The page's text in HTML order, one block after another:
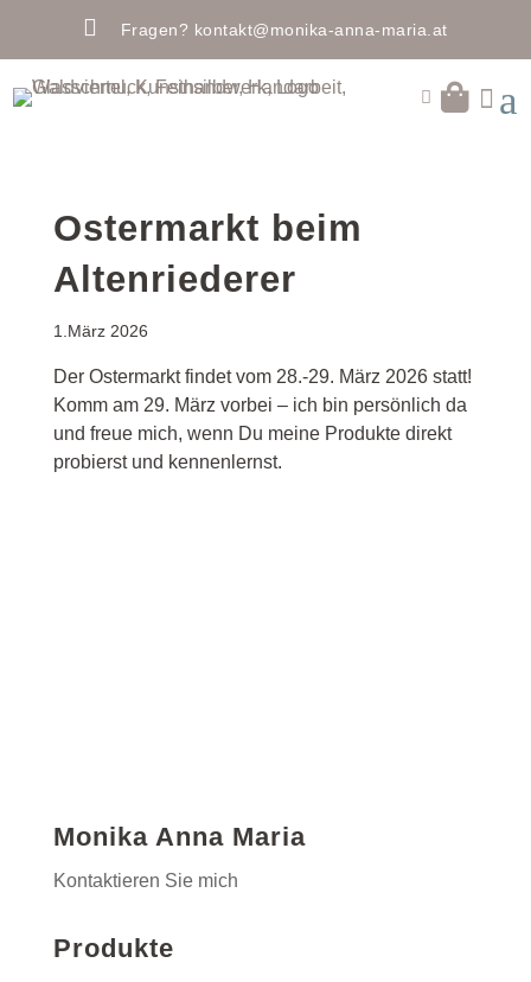
 Fragen? kontakt@monika-anna-maria.at
  a
Ostermarkt beim
Altenriederer
1.März 2026
Der Ostermarkt findet vom 28.-29. März 2026 statt!
Komm am 29. März vorbei – ich bin persönlich da
und freue mich, wenn Du meine Produkte direkt
probierst und kennenlernst.
Monika Anna Maria
Kontaktieren Sie mich
Produkte